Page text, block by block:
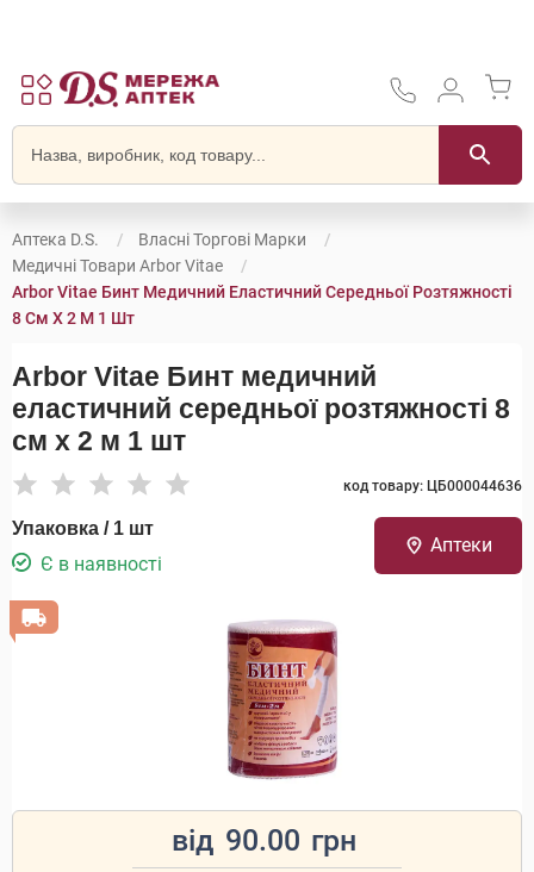
Аптека D.S.
Власні Торгові Марки
Медичні Товари Arbor Vitae
Arbor Vitae Бинт Медичний Еластичний Середньої Розтяжності
8 См Х 2 М 1 Шт
Arbor Vitae Бинт медичний
еластичний середньої розтяжності 8
см х 2 м 1 шт
код товару: ЦБ000044636
Упаковка / 1 шт
Є в наявності
Аптеки
від 90.00 грн